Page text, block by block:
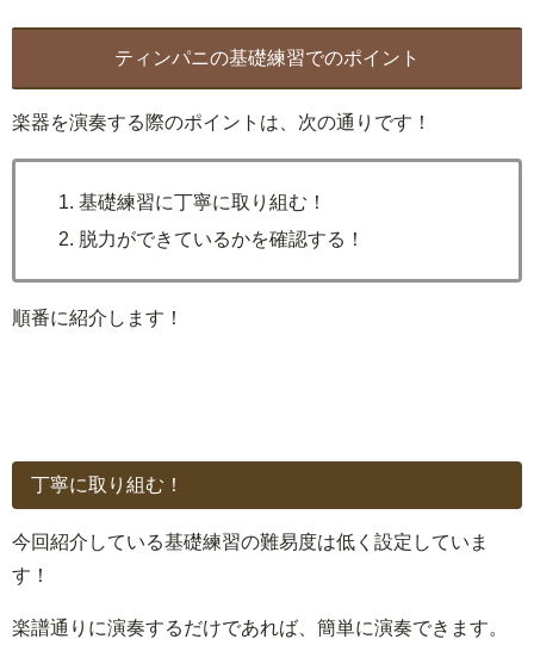
ティンパニの基礎練習でのポイント
楽器を演奏する際のポイントは、次の通りです！
基礎練習に丁寧に取り組む！
脱力ができているかを確認する！
順番に紹介します！
丁寧に取り組む！
今回紹介している基礎練習の難易度は低く設定していま
す！
楽譜通りに演奏するだけであれば、簡単に演奏できます。